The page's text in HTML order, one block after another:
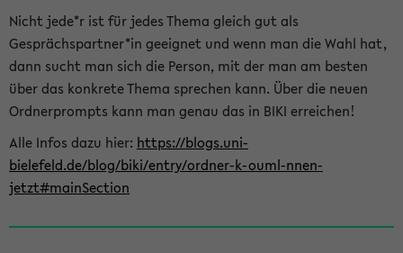
Nicht jede*r ist für jedes Thema gleich gut als
Gesprächspartner*in geeignet und wenn man die Wahl hat,
dann sucht man sich die Person, mit der man am besten
über das konkrete Thema sprechen kann. Über die neuen
Ordnerprompts kann man genau das in BIKI erreichen!
Alle Infos dazu hier: https://blogs.uni-
bielefeld.de/blog/biki/entry/ordner-k-ouml-nnen-
jetzt#mainSection